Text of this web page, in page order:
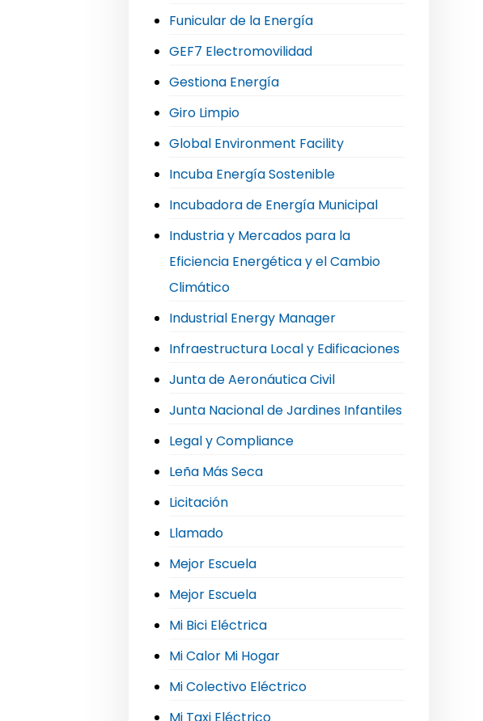
Funicular de la Energía
GEF7 Electromovilidad
Gestiona Energía
Giro Limpio
Global Environment Facility
Incuba Energía Sostenible
Incubadora de Energía Municipal
Industria y Mercados para la
Eficiencia Energética y el Cambio
Climático
Industrial Energy Manager
Infraestructura Local y Edificaciones
Junta de Aeronáutica Civil
Junta Nacional de Jardines Infantiles
Legal y Compliance
Leña Más Seca
Licitación
Llamado
Mejor Escuela
Mejor Escuela
Mi Bici Eléctrica
Mi Calor Mi Hogar
Mi Colectivo Eléctrico